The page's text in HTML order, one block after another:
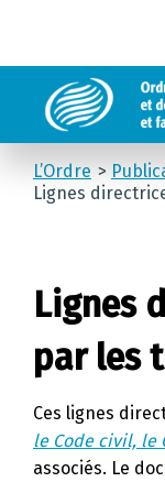
L’Ordre
Lignes
Lignes
par les
Ces lignes
le Code civil, le
associés. Le